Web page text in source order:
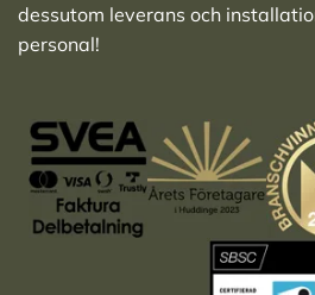
dessutom leverans och
personal!